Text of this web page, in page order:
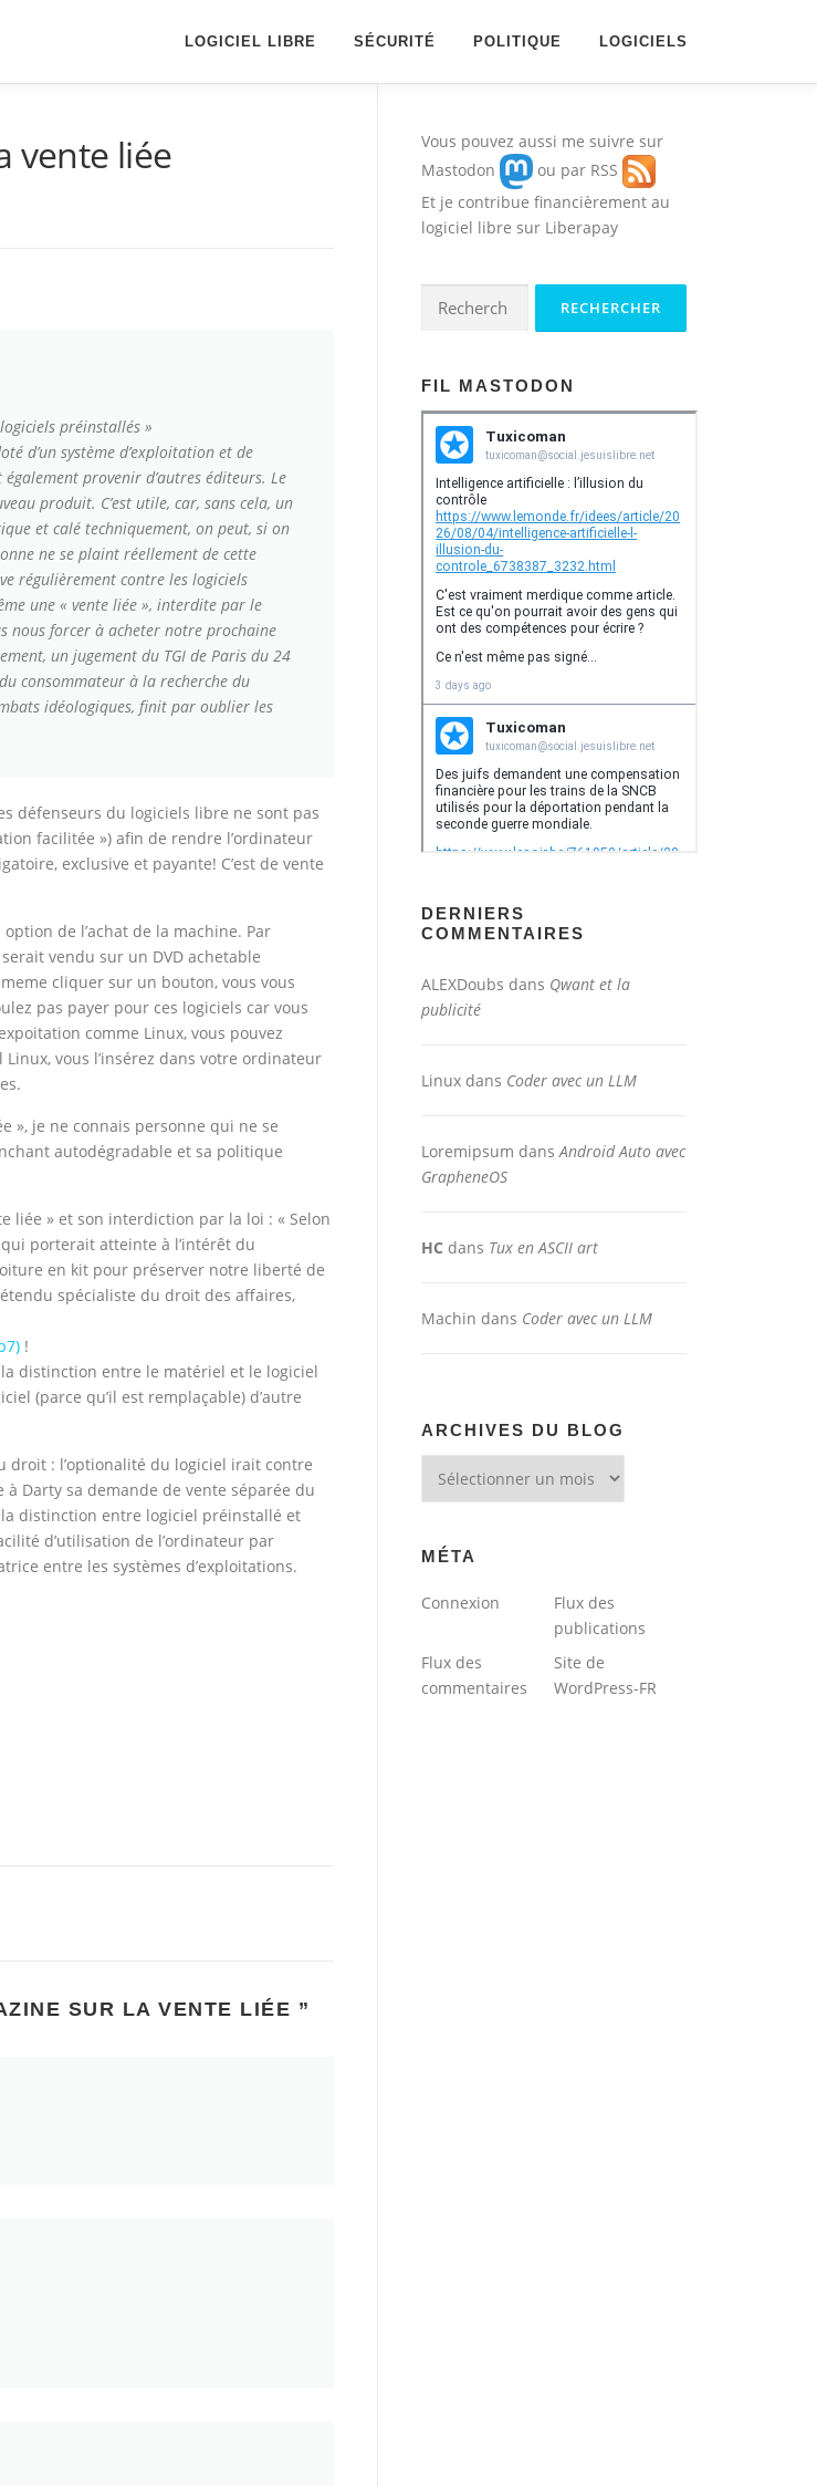
LOGICIEL LIBRE SÉCURITÉ POLITIQUE LOGICIELS
vente liée
préinstallés »
d’un système d’exploitation et de
provenir d’autres éditeurs. Le
produit. C’est utile, car, sans cela, un
et calé techniquement, on peut, si on
ne se plaint réellement de cette
régulièrement contre les logiciels
une « vente liée », interdite par le
nous forcer à acheter notre prochaine
un jugement du TGI de Paris du 24
consommateur à la recherche du
idéologiques, finit par oublier les
défenseurs du logiciels libre ne sont pas
facilitée ») afin de rendre l’ordinateur
exclusive et payante! C’est de vente
de l’achat de la machine. Par
vendu sur un DVD achetable
cliquer sur un bouton, vous vous
pas payer pour ces logiciels car vous
comme Linux, vous pouvez
vous l’insérez dans votre ordinateur
», je ne connais personne qui ne se
autodégradable et sa politique
liée » et son interdiction par la loi : « Selon
porterait atteinte à l’intérêt du
en kit pour préserver notre liberté de
spécialiste du droit des affaires,
!
distinction entre le matériel et le logiciel
(parce qu’il est remplaçable) d’autre
droit : l’optionalité du logiciel irait contre
à Darty sa demande de vente séparée du
distinction entre logiciel préinstallé et
d’utilisation de l’ordinateur par
entre les systèmes d’exploitations.
SUR LA VENTE LIÉE ”
Vous pouvez aussi me suivre sur
Mastodon
ou par RSS
Et je contribue financièrement au
logiciel libre sur Liberapay
Rechercher :
FIL MASTODON
DERNIERS
COMMENTAIRES
ALEXDoubs dans Qwant et la
publicité
Linux dans Coder avec un LLM
Loremipsum dansAndroid Auto avec
GrapheneOS
HC dans Tux en ASCII art
Machin dans Coder avec un LLM
ARCHIVES DU BLOG
du
MÉTA
Connexion
Flux des
publications
Flux des
commentaires
Site de
WordPress-FR